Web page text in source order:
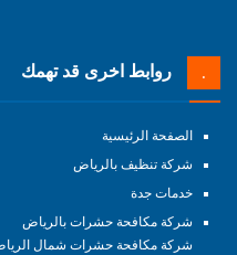
روابط اخرى قد تهمك
الصفحة الرئيسية
شركة تنظيف بالرياض
خدمات جدة
شركة مكافحة حشرات بالرياض
شركة مكافحة حشرات شمال